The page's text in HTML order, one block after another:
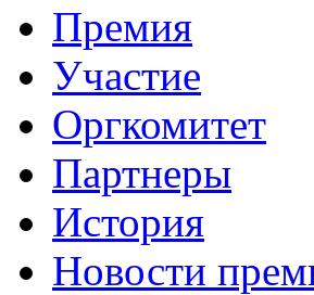
Премия
Участие
Оргкомитет
Партнеры
История
Новости